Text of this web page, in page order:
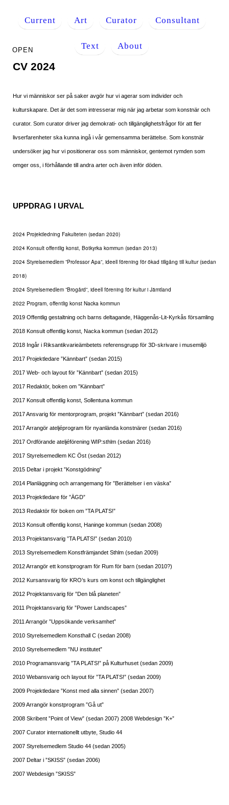
Current Art Curator Consultant
Text About
CV 2024
Hur vi människor ser på saker avgör hur vi agerar som individer och
kulturskapare. Det är det som intresserar mig när jag arbetar som konstnär och
curator. Som curator driver jag demokrati- och tillgänglighetsfrågor för att fler
livserfarenheter ska kunna ingå i vår gemensamma berättelse. Som konstnär
undersöker jag hur vi positionerar oss som människor, gentemot rymden som
omger oss, i förhållande till andra arter och även inför döden.
UPPDRAG I URVAL
2024 Projektledning Fakulteten (sedan 2020)
2024 Konsult offentlig konst, Botkyrka kommun (sedan 2013)
2024 Styrelsemedlem ”Professor Apa”, ideell förening för ökad tillgång till kultur (sedan
2018)
2024 Styrelsemedlem ”Brogård”, ideell förening för kultur i Jämtland
2022 Program, offentlig konst Nacka kommun
2019 Offentlig gestaltning och barns deltagande, Häggenås-Lit-Kyrkås församling
2018 Konsult offentlig konst, Nacka kommun (sedan 2012)
2018 Ingår i Riksantikvarieämbetets referensgrupp för 3D-skrivare i musemiljö
2017 Projektledare ”Kännbart” (sedan 2015)
2017 Web- och layout för ”Kännbart” (sedan 2015)
2017 Redaktör, boken om ”Kännbart”
2017 Konsult offentlig konst, Sollentuna kommun
2017 Ansvarig för mentorprogram, projekt ”Kännbart” (sedan 2016)
2017 Arrangör ateljéprogram för nyanlända konstnärer (sedan 2016)
2017 Ordförande ateljéförening WIP:sthlm (sedan 2016)
2017 Styrelsemedlem KC Öst (sedan 2012)
2015 Deltar i projekt ”Konstgödning”
2014 Planläggning och arrangemang för ”Berättelser i en väska”
2013 Projektledare för ”ÄGD”
2013 Redaktör för boken om ”TA PLATS!”
2013 Konsult offentlig konst, Haninge kommun (sedan 2008)
2013 Projektansvarig ”TA PLATS!” (sedan 2010)
2013 Styrelsemedlem Konstfrämjandet Sthlm (sedan 2009)
2012 Arrangör ett konstprogram för Rum för barn (sedan 2010?)
2012 Kursansvarig för KRO’s kurs om konst och tillgänglighet
2012 Projektansvarig för ”Den blå planeten”
2011 Projektansvarig för ”Power Landscapes”
2011 Arrangör ”Uppsökande verksamhet”
2010 Styrelsemedlem Konsthall C (sedan 2008)
2010 Styrelsemedlem ”NU institutet”
2010 Programansvarig ”TA PLATS!” på Kulturhuset (sedan 2009)
2010 Webansvarig och layout för ”TA PLATS!” (sedan 2009)
2009 Projektledare ”Konst med alla sinnen” (sedan 2007)
2009 Arrangör konstprogram ”Gå ut”
2008 Skribent ”Point of View” (sedan 2007) 2008 Webdesign ”K+”
2007 Curator internationellt utbyte, Studio 44
2007 Styrelsemedlem Studio 44 (sedan 2005)
2007 Deltar i ”SKISS” (sedan 2006)
2007 Webdesign ”SKISS”